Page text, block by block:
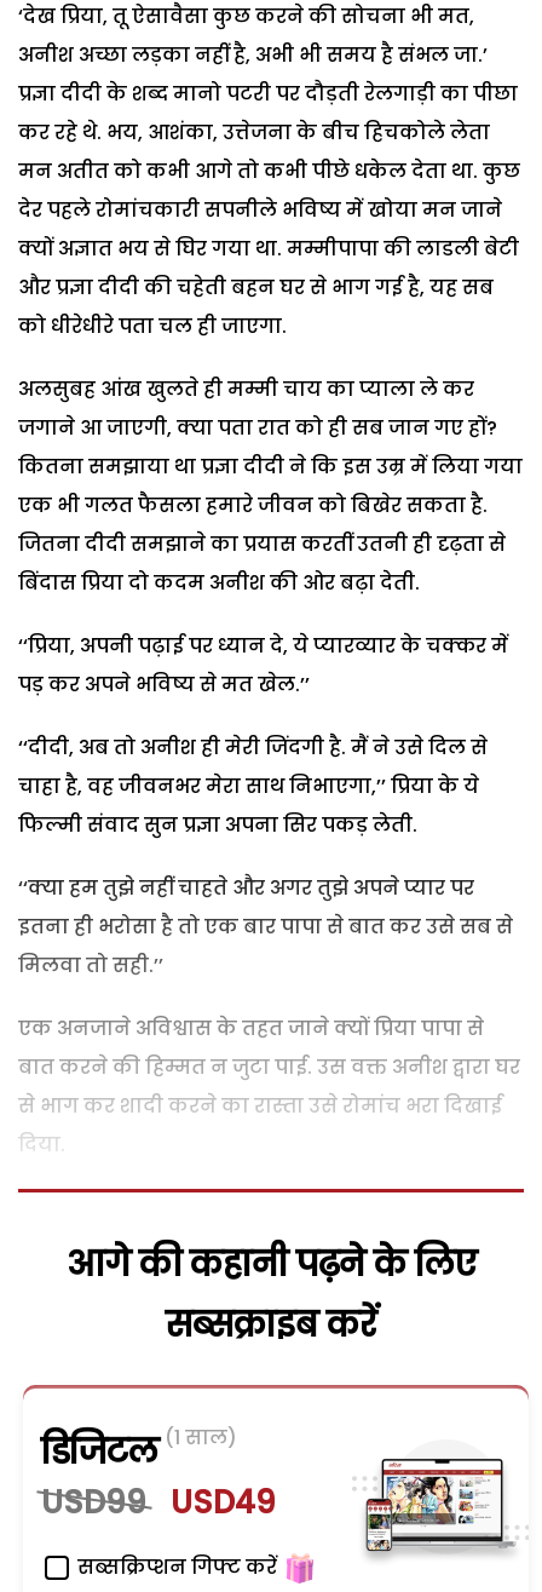
‘देख प्रिया, तू ऐसावैसा कुछ करने की सोचना भी मत,
अनीश अच्छा लड़का नहीं है, अभी भी समय है संभल जा.’
प्रज्ञा दीदी के शब्द मानो पटरी पर दौड़ती रेलगाड़ी का पीछा
कर रहे थे. भय, आशंका, उत्तेजना के बीच हिचकोले लेता
मन अतीत को कभी आगे तो कभी पीछे धकेल देता था. कुछ
देर पहले रोमांचकारी सपनीले भविष्य में खोया मन जाने
क्यों अज्ञात भय से घिर गया था. मम्मीपापा की लाडली बेटी
और प्रज्ञा दीदी की चहेती बहन घर से भाग गई है, यह सब
को धीरेधीरे पता चल ही जाएगा.
अलसुबह आंख खुलते ही मम्मी चाय का प्याला ले कर
जगाने आ जाएगी, क्या पता रात को ही सब जान गए हों?
कितना समझाया था प्रज्ञा दीदी ने कि इस उम्र में लिया गया
एक भी गलत फैसला हमारे जीवन को बिखेर सकता है.
जितना दीदी समझाने का प्रयास करतीं उतनी ही दृढ़ता से
बिंदास प्रिया दो कदम अनीश की ओर बढ़ा देती.
‘‘प्रिया, अपनी पढ़ाई पर ध्यान दे, ये प्यारव्यार के चक्कर में
पड़ कर अपने भविष्य से मत खेल.’’
‘‘दीदी, अब तो अनीश ही मेरी जिंदगी है. मैं ने उसे दिल से
चाहा है, वह जीवनभर मेरा साथ निभाएगा,’’ प्रिया के ये
फिल्मी संवाद सुन प्रज्ञा अपना सिर पकड़ लेती.
‘‘क्या हम तुझे नहीं चाहते और अगर तुझे अपने प्यार पर
इतना ही भरोसा है तो एक बार पापा से बात कर उसे सब से
मिलवा तो सही.’’
एक अनजाने अविश्वास के तहत जाने क्यों प्रिया पापा से
बात करने की हिम्मत न जुटा पाई. उस वक्त अनीश द्वारा घर
से भाग कर शादी करने का रास्ता उसे रोमांच भरा दिखाई
दिया.
आगे की कहानी पढ़ने के लिए
सब्सक्राइब करें
डिजिटल (1 साल)
USD99 USD49
सब्सक्रिप्शन गिफ्ट करें